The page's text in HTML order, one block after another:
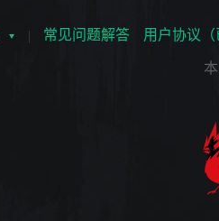
常见问题解答 用户协议